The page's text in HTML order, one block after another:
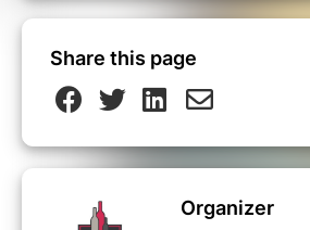
A très vite pour cette
Share this page
Organizer